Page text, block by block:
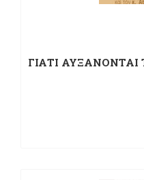
ΓΙΑΤΙ ΑΥΞΑΝΟΝΤΑΙ